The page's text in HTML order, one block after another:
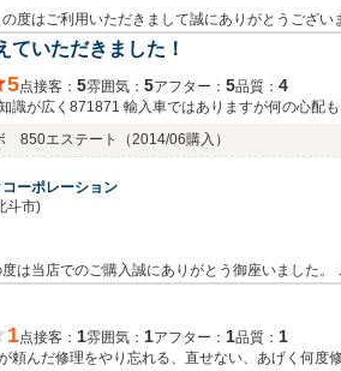
の度はご利用いただきまして誠にありがとうござ
をかけてまいりますので、是非また遊びにいら
ていただきました！
5点接客： 5雰囲気： 5アフター： 5品質： 4
識が広く871871 輸入車ではありますが何の心配
850エステート （2014/06購入）
コーポレーション
斗市)
は当店でのご購入誠にありがとう御座いました
ライフのお手伝いをしっかりとさせて頂きます。
1点接客： 1雰囲気： 1アフター： 1品質： 1
頼んだ修理をやり忘れる、直せない、あげく何